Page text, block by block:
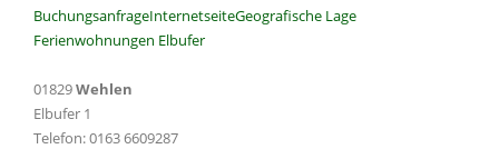
BuchungsanfrageInternetseiteGeografische Lage
Ferienwohnungen Elbufer
01829Wehlen
Elbufer 1
Telefon: 0163 6609287